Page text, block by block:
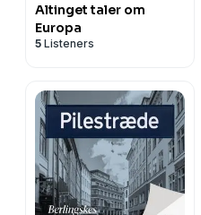
Altinget taler om
Europa
5 Listeners